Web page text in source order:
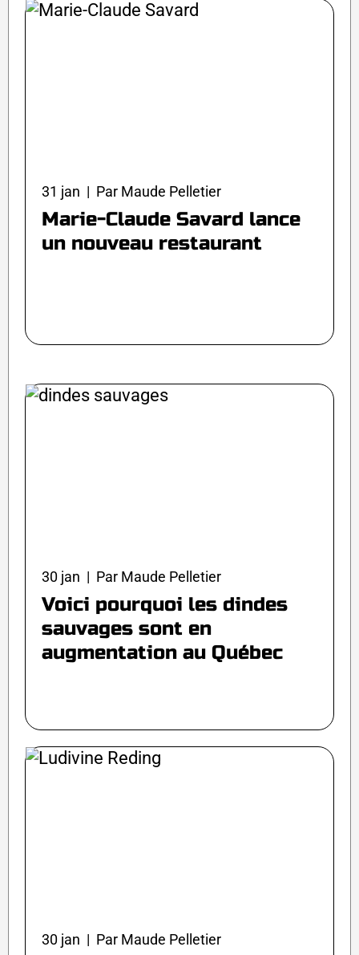
31 jan | Par Maude Pelletier
Marie-Claude Savard lance
un nouveau restaurant
30 jan | Par Maude Pelletier
Voici pourquoi les dindes
sauvages sont en
augmentation au Québec
30 jan | Par Maude Pelletier